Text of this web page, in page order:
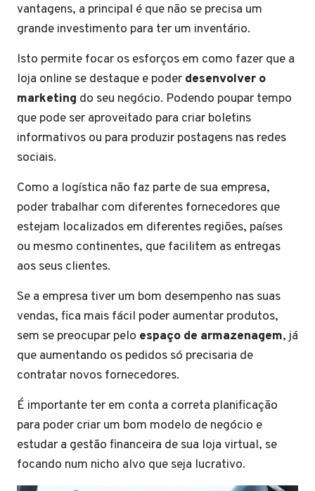
vantagens, a principal é que não se precisa um
grande investimento para ter um inventário.
Isto permite focar os esforços em como fazer que a
loja online se destaque e poder desenvolver o
marketing do seu negócio. Podendo poupar tempo
que pode ser aproveitado para criar boletins
informativos ou para produzir postagens nas redes
sociais.
Como a logística não faz parte de sua empresa,
poder trabalhar com diferentes fornecedores que
estejam localizados em diferentes regiões, países
ou mesmo continentes, que facilitem as entregas
aos seus clientes.
Se a empresa tiver um bom desempenho nas suas
vendas, fica mais fácil poder aumentar produtos,
sem se preocupar pelo espaço de armazenagem, já
que aumentando os pedidos só precisaria de
contratar novos fornecedores.
É importante ter em conta a correta planificação
para poder criar um bom modelo de negócio e
estudar a gestão financeira de sua loja virtual, se
focando num nicho alvo que seja lucrativo.